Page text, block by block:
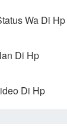
Wa Di Hp
Di Hp
Di Hp